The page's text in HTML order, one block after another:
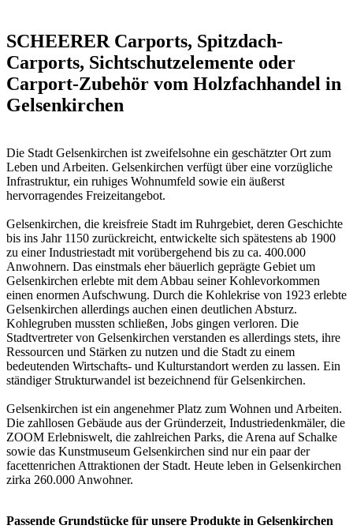
SCHEERER Carports, Spitzdach-
Carports, Sichtschutzelemente oder
Carport-Zubehör vom Holzfachhandel in
Gelsenkirchen
Die Stadt Gelsenkirchen ist zweifelsohne ein geschätzter Ort zum
Leben und Arbeiten. Gelsenkirchen verfügt über eine vorzügliche
Infrastruktur, ein ruhiges Wohnumfeld sowie ein äußerst
hervorragendes Freizeitangebot.
Gelsenkirchen, die kreisfreie Stadt im Ruhrgebiet, deren Geschichte
bis ins Jahr 1150 zurückreicht, entwickelte sich spätestens ab 1900
zu einer Industriestadt mit vorübergehend bis zu ca. 400.000
Anwohnern. Das einstmals eher bäuerlich geprägte Gebiet um
Gelsenkirchen erlebte mit dem Abbau seiner Kohlevorkommen
einen enormen Aufschwung. Durch die Kohlekrise von 1923 erlebte
Gelsenkirchen allerdings auchen einen deutlichen Absturz.
Kohlegruben mussten schließen, Jobs gingen verloren. Die
Stadtvertreter von Gelsenkirchen verstanden es allerdings stets, ihre
Ressourcen und Stärken zu nutzen und die Stadt zu einem
bedeutenden Wirtschafts- und Kulturstandort werden zu lassen. Ein
ständiger Strukturwandel ist bezeichnend für Gelsenkirchen.
Gelsenkirchen ist ein angenehmer Platz zum Wohnen und Arbeiten.
Die zahllosen Gebäude aus der Gründerzeit, Industriedenkmäler, die
ZOOM Erlebniswelt, die zahlreichen Parks, die Arena auf Schalke
sowie das Kunstmuseum Gelsenkirchen sind nur ein paar der
facettenrichen Attraktionen der Stadt. Heute leben in Gelsenkirchen
zirka 260.000 Anwohner.
Passende Grundstücke für unsere Produkte in Gelsenkirchen